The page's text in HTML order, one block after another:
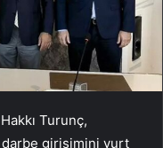
Turunç,
darbe girişimini yurt